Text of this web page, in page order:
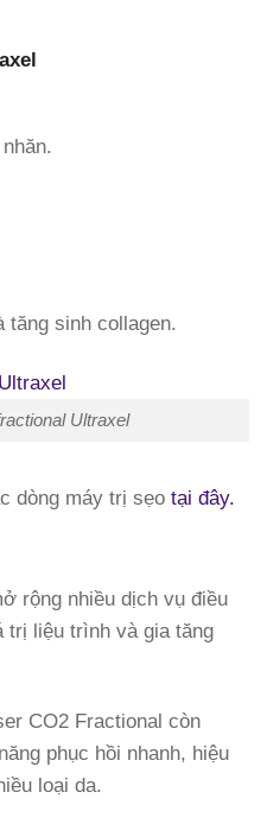
tăng sinh collagen.
Ultraxel
dòng máy trị sẹo tại đây.
rộng nhiều dịch vụ điều
trị liệu trình và gia tăng
CO2 Fractional còn
phục hồi nhanh, hiệu
loại da.